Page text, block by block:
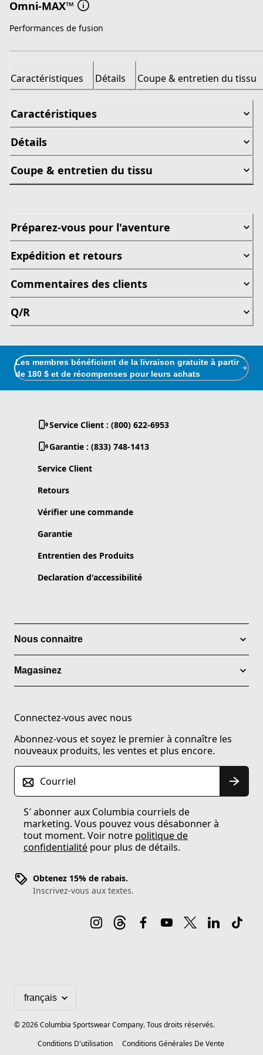
Omni-MAX™
Performances de fusion
Caractéristiques Détails Coupe & entretien du tissu
Caractéristiques
Détails
Coupe & entretien du tissu
Préparez-vous pour l'aventure
Expédition et retours
Commentaires des clients
Q/R
Les membres bénéficient de la livraison gratuite à partir
de 180 $ et de récompenses pour leurs achats
Service Client : (800) 622-6953
Garantie : (833) 748-1413
Service Client
Retours
Vérifier une commande
Garantie
Entrentien des Produits
Declaration d'accessibilité
Nous connaitre
Magasinez
Connectez-vous avec nous
Abonnez-vous et soyez le premier à connaître les
nouveaux produits, les ventes et plus encore.
Courriel
S′ abonner aux Columbia courriels de
marketing. Vous pouvez vous désabonner à
tout moment. Voir notre politique de
confidentialité pour plus de détails.
Obtenez 15% de rabais.
Inscrivez-vous aux textes.
©2026Columbia Sportswear Company. Tous droits réservés.
Conditions D'utilisation
Conditions Générales De Vente